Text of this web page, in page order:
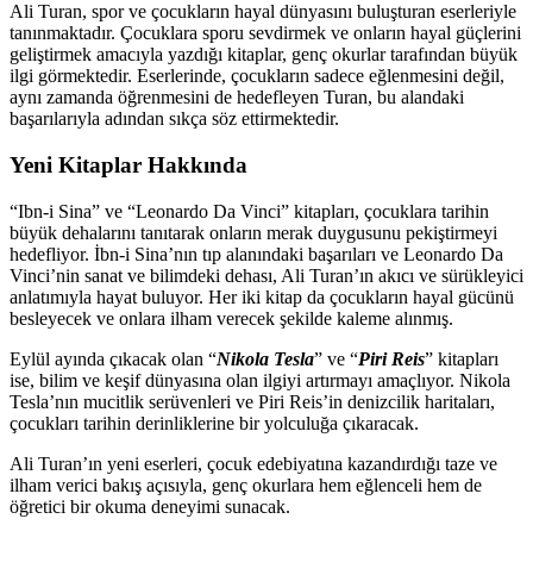
Ali Turan, spor ve çocukların hayal dünyasını buluşturan eserleriyle
tanınmaktadır. Çocuklara sporu sevdirmek ve onların hayal güçlerini
geliştirmek amacıyla yazdığı kitaplar, genç okurlar tarafından büyük
ilgi görmektedir. Eserlerinde, çocukların sadece eğlenmesini değil,
aynı zamanda öğrenmesini de hedefleyen Turan, bu alandaki
başarılarıyla adından sıkça söz ettirmektedir.
Yeni Kitaplar Hakkında
“Ibn-i Sina” ve “Leonardo Da Vinci” kitapları, çocuklara tarihin
büyük dehalarını tanıtarak onların merak duygusunu pekiştirmeyi
hedefliyor. İbn-i Sina’nın tıp alanındaki başarıları ve Leonardo Da
Vinci’nin sanat ve bilimdeki dehası, Ali Turan’ın akıcı ve sürükleyici
anlatımıyla hayat buluyor. Her iki kitap da çocukların hayal gücünü
besleyecek ve onlara ilham verecek şekilde kaleme alınmış.
Eylül ayında çıkacak olan “Nikola Tesla” ve “Piri Reis” kitapları
ise, bilim ve keşif dünyasına olan ilgiyi artırmayı amaçlıyor. Nikola
Tesla’nın mucitlik serüvenleri ve Piri Reis’in denizcilik haritaları,
çocukları tarihin derinliklerine bir yolculuğa çıkaracak.
Ali Turan’ın yeni eserleri, çocuk edebiyatına kazandırdığı taze ve
ilham verici bakış açısıyla, genç okurlara hem eğlenceli hem de
öğretici bir okuma deneyimi sunacak.